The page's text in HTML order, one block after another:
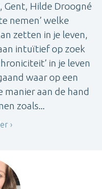
Gent, Hilde Droogné
nemen’ welke
zetten in je leven,
intuïtief op zoek
in je leven
waar op een
manier aan de hand
zoals...